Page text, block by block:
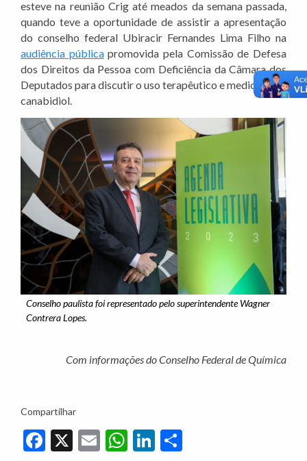
esteve na reunião Crig até meados da semana passada,
quando teve a oportunidade de assistir a apresentação
do conselho federal Ubiracir Fernandes Lima Filho na
audiência públicapromovida pela Comissão de Defesa
dos Direitos da Pessoa com Deficiência da Câmara dos
Deputados para discutir o uso terapêutico e medicinal do
canabidiol.
Conselho paulista foi representado pelo superintendente Wagner
Contrera Lopes.
Com informações do Conselho Federal de Química
Compartilhar
Facebook
X EmailWhatsApp
LinkedIn